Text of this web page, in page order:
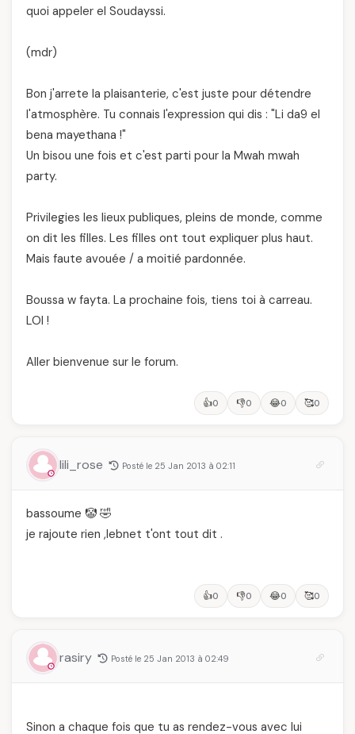
quoi appeler el Soudayssi.
(mdr)
Bon j'arrete la plaisanterie, c'est juste pour détendre
l'atmosphère. Tu connais l'expression qui dis : "Li da9 el
bena mayethana !"
Un bisou une fois et c'est parti pour la Mwah mwah
party.
Privilegies les lieux publiques, pleins de monde, comme
on dit les filles. Les filles ont tout expliquer plus haut.
Mais faute avouée / a moitié pardonnée.
Boussa w fayta. La prochaine fois, tiens toi à carreau.
LOl !
Aller bienvenue sur le forum.
👍0 👎0 😂0 🥰0
lili_rose Posté le 25 Jan 2013 à 02:11
bassoume 🤡 🤣
je rajoute rien ,lebnet t'ont tout dit .
👍0 👎0 😂0 🥰0
rasiry Posté le 25 Jan 2013 à 02:49
Sinon a chaque fois que tu as rendez-vous avec lui